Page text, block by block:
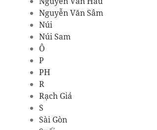
Nguyễn Văn Sâm
Núi
Núi Sam
Ô
P
PH
R
Rạch Giá
S
Sài Gòn